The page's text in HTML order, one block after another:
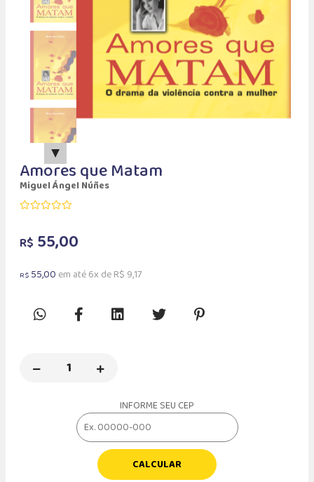
▲
Amores que Matam
Miguel Ángel Núñes
R$ 55,00
R$ 55,00 em até 6x de R$ 9,17
INFORME SEU CEP
CALCULAR